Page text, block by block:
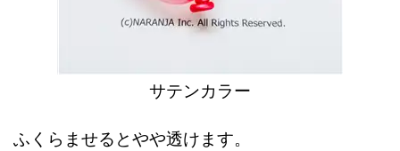
サテンカラー
ふくらませるとやや透けます。